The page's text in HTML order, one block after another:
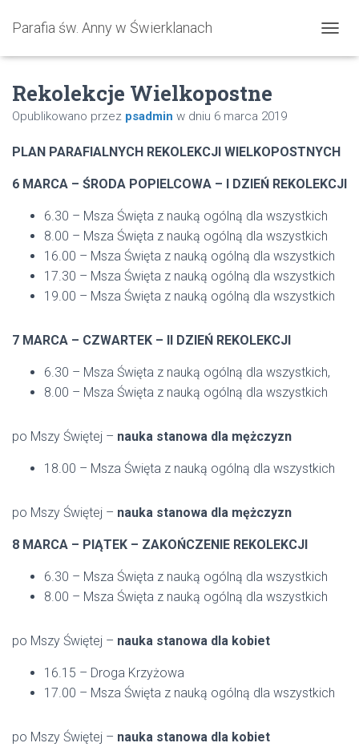
Parafia św. Anny w Świerklanach
R
Z
A
C
J
Ę
Rekolekcje Wielkopostne
Opublikowano przez psadmin w dniu 6 marca 2019
PLAN PARAFIALNYCH REKOLEKCJI WIELKOPOSTNYCH
6 MARCA – ŚRODA POPIELCOWA – I DZIEŃ REKOLEKCJI
6.30 – Msza Święta z nauką ogólną dla wszystkich
8.00 – Msza Święta z nauką ogólną dla wszystkich
16.00 – Msza Święta z nauką ogólną dla wszystkich
17.30 – Msza Święta z nauką ogólną dla wszystkich
19.00 – Msza Święta z nauką ogólną dla wszystkich
7 MARCA – CZWARTEK – II DZIEŃ REKOLEKCJI
6.30 – Msza Święta z nauką ogólną dla wszystkich,
8.00 – Msza Święta z nauką ogólną dla wszystkich
po Mszy Świętej – nauka stanowa dla mężczyzn
18.00 – Msza Święta z nauką ogólną dla wszystkich
po Mszy Świętej – nauka stanowa dla mężczyzn
8 MARCA – PIĄTEK – ZAKOŃCZENIE REKOLEKCJI
6.30 – Msza Święta z nauką ogólną dla wszystkich
8.00 – Msza Święta z nauką ogólną dla wszystkich
po Mszy Świętej – nauka stanowa dla kobiet
16.15 – Droga Krzyżowa
17.00 – Msza Święta z nauką ogólną dla wszystkich
po Mszy Świętej – nauka stanowa dla kobiet